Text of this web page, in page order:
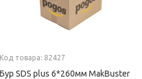
Код товара: 82427
Бур SDS plus 6*260мм MakBuster